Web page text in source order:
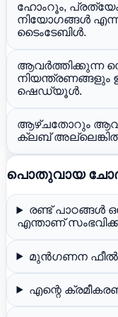
ഹോംറൂം,
നിയോഗങ്ങൾ
ടൈംടേബിൾ.
ആവർത്തിക്കുന്ന
നിയന്ത്രണങ്ങളും
ഷെഡ്യൂൾ.
ആഴ്ചതോറും
ക്ലബ്
പൊതുവായ
രണ്ട് പാഠങ്ങൾ
എന്താണ്
മുൻഗണന
എന്റെ